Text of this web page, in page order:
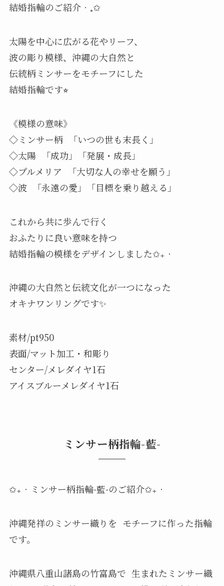
結婚指輪のご紹介‧₊✩
太陽を中心に広がる花やリーフ、
波の彫り模様、沖縄の大自然と
伝統柄ミンサーをモチーフにした
結婚指輪です⭐︎
《模様の意味》
◇ミンサー柄 「いつの世も末長く」
◇太陽 「成功」「発展・成長」
◇プルメリア 「大切な人の幸せを願う」
◇波 「永遠の愛」「目標を乗り越える」
これから共に歩んで行く
おふたりに良い意味を持つ
結婚指輪の模様をデザインしました✩₊‧
沖縄の大自然と伝統文化が一つになった
オキナワンリングです✨
素材/pt950
表面/マット加工・和彫り
センター/メレダイヤ1石
アイスブルーメレダイヤ1石
ミンサー柄指輪-藍-
✩₊‧ミンサー柄指輪-藍-のご紹介✩₊‧
沖縄発祥のミンサー織りを モチーフに作った指輪
です。
沖縄県八重山諸島の竹富島で 生まれたミンサー織